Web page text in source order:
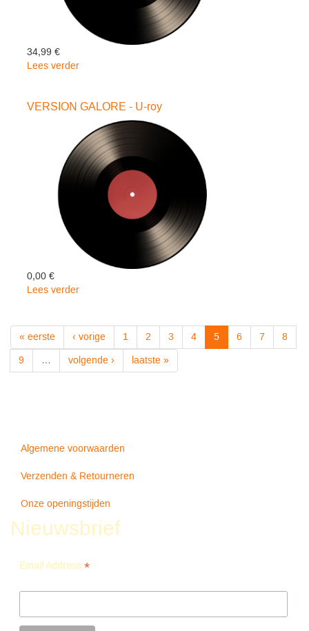
34,99 €
Lees verder
ACES
Cordovas
VERSION GALORE - U-roy
0,00 €
Lees verder
-
U-
roy
« eerste ‹ vorige 1 2 3 4 5 6 7
8
9
… volgende › laatste »
Algemene voorwaarden
Verzenden & Retourneren
Onze openingstijden
Nieuwsbrief
Email Address *